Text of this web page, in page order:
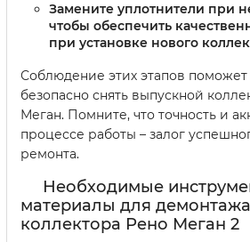
Замените уплотнители при
чтобы обеспечить
при установке нового
Соблюдение этих этапов поможет
безопасно снять выпускной
Меган. Помните, что точность и
процессе работы – залог
ремонта.
Необходимые
материалы для
коллектора Рено Меган 2